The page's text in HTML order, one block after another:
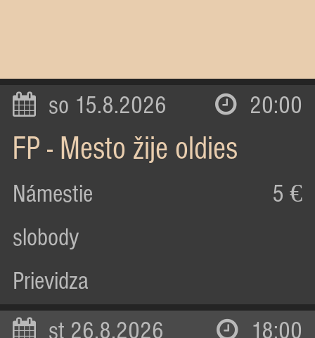
so 15.8.2026 20:00
FP - Mesto žije oldies
Námestie
slobody
Prievidza
5 €
st 26.8.2026 18:00